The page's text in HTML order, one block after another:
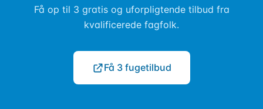
Få op til 3 gratis og uforpligtende tilbud fra
kvalificerede fagfolk.
Få 3 fugetilbud